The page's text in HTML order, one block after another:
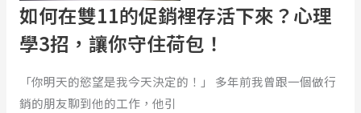
如何在雙11的促銷裡存活下來？心理
學3招，讓你守住荷包！
「你明天的慾望是我今天決定的！」 多年前我曾跟一個做行
銷的朋友聊到他的工作，他引
的
促
銷
裡
存